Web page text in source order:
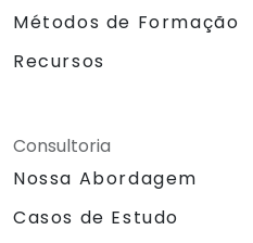
Métodos de Formação
Recursos
Consultoria
Nossa Abordagem
Casos de Estudo